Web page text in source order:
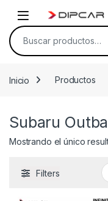
Buscar por:
Inicio Productos
Subaru
Mostrando el único
Filters